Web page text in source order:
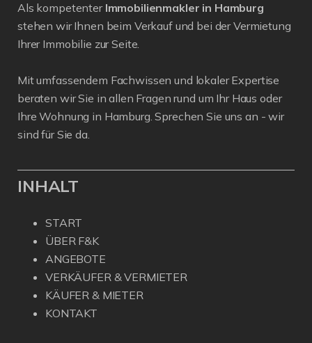
Als kompetenter Immobilienmakler in Hamburg
stehen wir Ihnen beim Verkauf und bei der Vermietung
Ihrer Immobilie zur Seite.
Mit umfassendem Fachwissen und lokaler Expertise
beraten wir Sie in allen Fragen rund um Ihr Haus oder
Ihre Wohnung in Hamburg. Sprechen Sie uns an - wir
sind für Sie da.
INHALT
START
ÜBER F&K
ANGEBOTE
VERKÄUFER & VERMIETER
KÄUFER & MIETER
KONTAKT